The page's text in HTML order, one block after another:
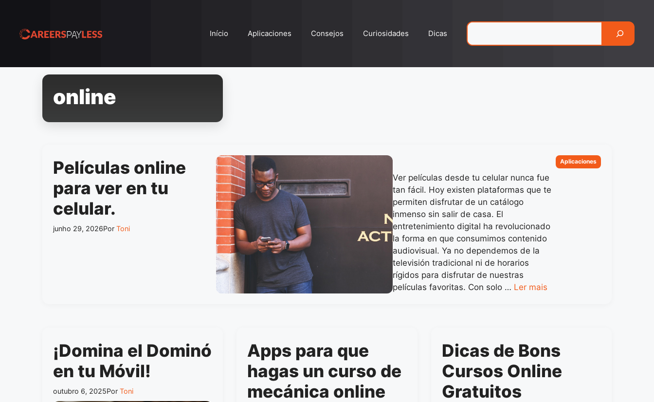
conteúdo
Início Aplicaciones Consejos Curiosidades Dicas
online
Películas online
para ver en tu
celular.
junho 29, 2026Por Toni
Ver películas desde tu celular nunca fue
tan fácil. Hoy existen plataformas que te
permiten disfrutar de un catálogo
inmenso sin salir de casa. El
entretenimiento digital ha revolucionado
la forma en que consumimos contenido
audiovisual. Ya no dependemos de la
televisión tradicional ni de horarios
rígidos para disfrutar de nuestras
películas favoritas. Con solo … Ler mais
Categorias
Aplicaciones
¡Domina el Dominó
en tu Móvil!
outubro 6, 2025Por Toni
Apps para que
hagas un curso de
mecánica online
Dicas de Bons
Cursos Online
Gratuitos